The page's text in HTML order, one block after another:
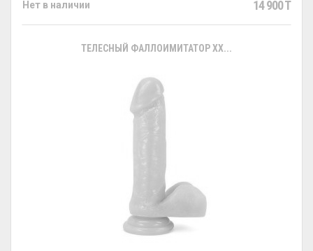
Нет в наличии 14 900 T
ТЕЛЕСНЫЙ ФАЛЛОИМИТАТОР XX...